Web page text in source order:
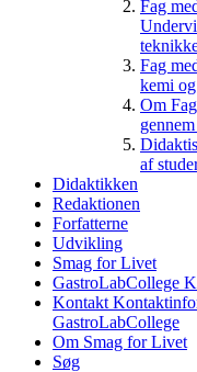
Fag
Fag
kemi
Om
af
Didaktikken
Redaktionen
Forfatterne
Udvikling
Smag for Livet
GastroLabCollege
Kontakt
GastroLabCollege
Om Smag for Livet
Søg